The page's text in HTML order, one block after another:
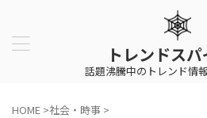
トレンドス
話題沸騰中のトレンド情
HOME >社会・時事 >